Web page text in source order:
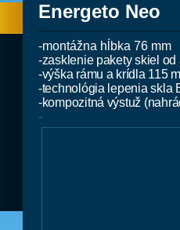
Energeto Neo
-montážna hĺbka 76 mm
-zasklenie pakety skiel od
-výška rámu a krídla 115
-technológia lepenia skla
-kompozitná výstuž
-